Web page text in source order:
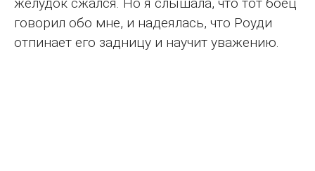
желудок сжался. Но я слышала, что тот боец
говорил обо мне, и надеялась, что Роуди
отпинает его задницу и научит уважению.